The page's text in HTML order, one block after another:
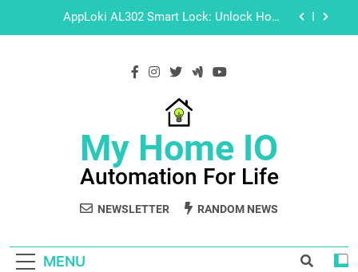
AppLoki AL302 Smart Lock: Unlock Home
Follow Tutorials
Master Guide: How to Setup Your HD IoT Smart
Home Camera
AppLoki AL302 Smart Lock: Unlock Home
Security with Installation, Programming &
Operation Videos
My Home IO
Automation For Life
NEWSLETTER RANDOM NEWS
MENU